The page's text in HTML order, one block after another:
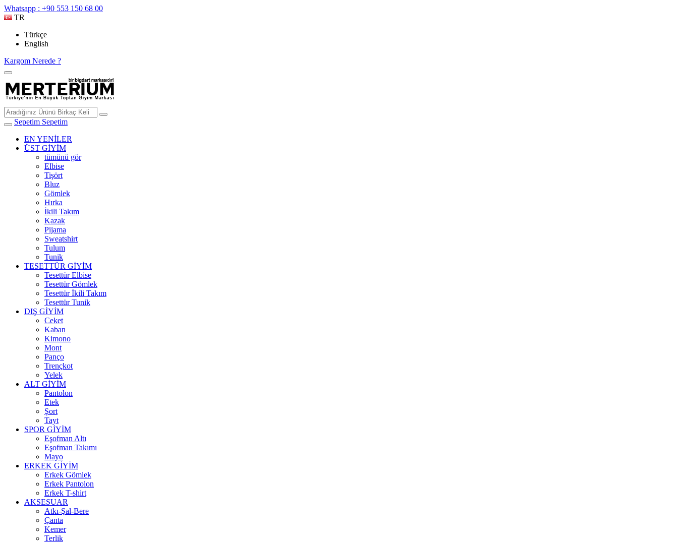
Whatsapp : +90 553 150 68 00
TR
Türkçe
English
Kargom Nerede ?
Sepetim Sepetim
EN YENİLER
ÜST GİYİM
tümünü gör
Elbise
Tişört
Bluz
Gömlek
Hırka
İkili Takım
Kazak
Pijama
Sweatshirt
Tulum
Tunik
TESETTÜR GİYİM
Tesettür Elbise
Tesettür Gömlek
Tesettür İkili Takım
Tesettür Tunik
DIŞ GİYİM
Ceket
Kaban
Kimono
Mont
Panço
Trençkot
Yelek
ALT GİYİM
Pantolon
Etek
Şort
Tayt
SPOR GİYİM
Eşofman Altı
Eşofman Takımı
Mayo
ERKEK GİYİM
Erkek Gömlek
Erkek Pantolon
Erkek T-shirt
AKSESUAR
Atkı-Şal-Bere
Çanta
Kemer
Terlik